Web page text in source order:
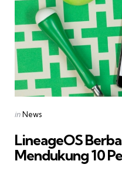
Posted
inNews
LineageOS
Mendukung 10